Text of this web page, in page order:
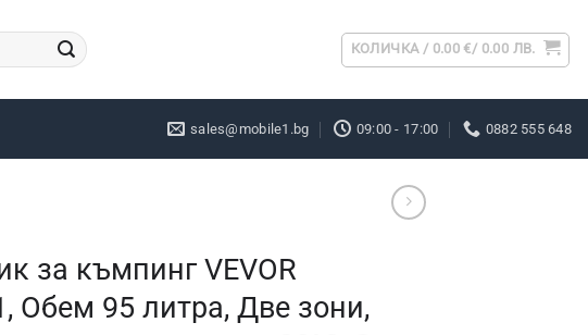
КОЛИЧКА / 0.00€/ 0.00 ЛВ.
sales@mobile1.bg 09:00 - 17:00 0882 555 648
за къмпинг VEVOR
Обем 95 литра, Две зони,